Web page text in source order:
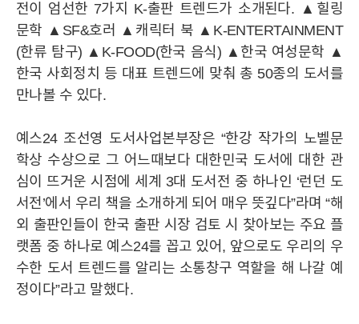
CAREER
전이 엄선한 7가지 K-출판 트렌드가 소개된다. ▲힐링
문학 ▲SF&호러 ▲캐릭터 북 ▲K-ENTERTAINMENT
(한류 탐구) ▲K-FOOD(한국 음식) ▲한국 여성문학 ▲
한국 사회정치 등 대표 트렌드에 맞춰 총 50종의 도서를
만나볼 수 있다.
예스24 조선영 도서사업본부장은 “한강 작가의 노벨문
학상 수상으로 그 어느때보다 대한민국 도서에 대한 관
심이 뜨거운 시점에 세계 3대 도서전 중 하나인 ‘런던 도
서전’에서 우리 책을 소개하게 되어 매우 뜻깊다”라며 “해
외 출판인들이 한국 출판 시장 검토 시 찾아보는 주요 플
랫폼 중 하나로 예스24를 꼽고 있어, 앞으로도 우리의 우
수한 도서 트렌드를 알리는 소통창구 역할을 해 나갈 예
정이다”라고 말했다.